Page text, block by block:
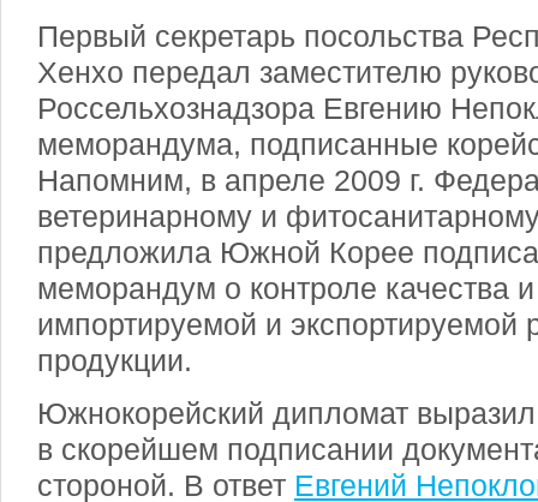
Первый секретарь посольства
Хенхо передал заместителю
Россельхознадзора Евгению
меморандума, подписанные
Напомним, в апреле 2009 г.
ветеринарному и
предложила Южной Корее
меморандум о контроле качества
импортируемой и
продукции.
Южнокорейский дипломат выразил
в скорейшем подписании
стороной. В ответ Евгений